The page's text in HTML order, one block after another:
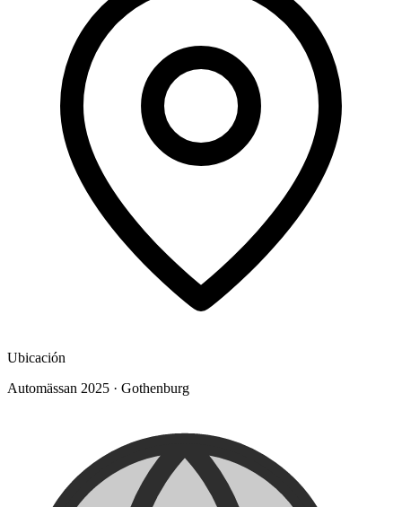
Ubicación
Automässan 2025 · Gothenburg